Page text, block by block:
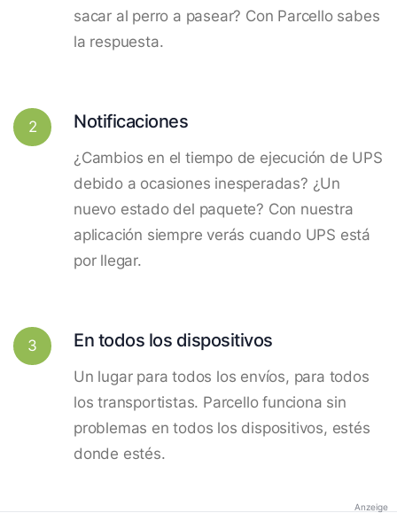
sacar al perro a pasear? Con Parcello sabes
la respuesta.
2 Notificaciones
¿Cambios en el tiempo de ejecución de UPS
debido a ocasiones inesperadas? ¿Un
nuevo estado del paquete? Con nuestra
aplicación siempre verás cuando UPS está
por llegar.
3 En todos los dispositivos
Un lugar para todos los envíos, para todos
los transportistas. Parcello funciona sin
problemas en todos los dispositivos, estés
donde estés.
Anzeige